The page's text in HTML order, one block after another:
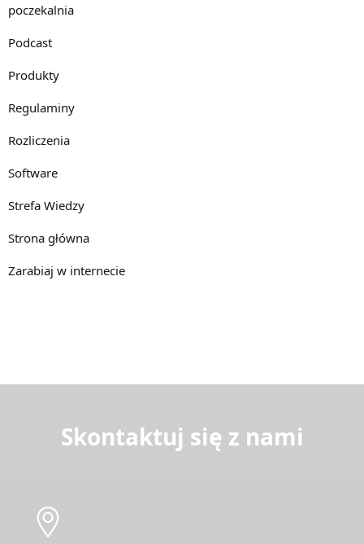
poczekalnia
Podcast
Produkty
Regulaminy
Rozliczenia
Software
Strefa Wiedzy
Strona główna
Zarabiaj w internecie
Skontaktuj się z nami